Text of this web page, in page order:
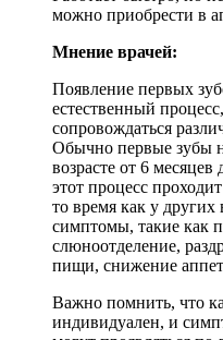
можно приобрести в
Мнение врачей:
Появление первых
естественный
сопровождаться
Обычно первые зубы
возрасте от 6
этот процесс
то время как у
симптомы, такие как
слюноотделение,
пищи, снижение
Важно помнить, что
индивидуален, и